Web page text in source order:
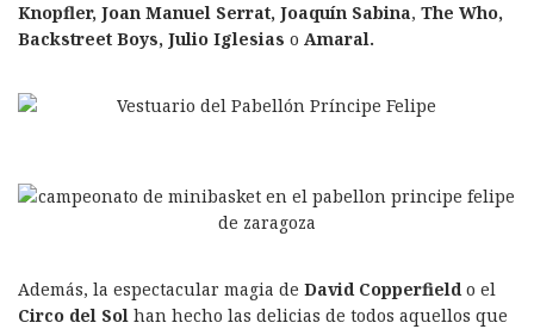
Knopfler, Joan Manuel Serrat, Joaquín Sabina, The Who,
Backstreet Boys, Julio Iglesias o Amaral.
Además, la espectacular magia de David Copperfieldo el
Circo del Sol han hecho las delicias de todos aquellos que